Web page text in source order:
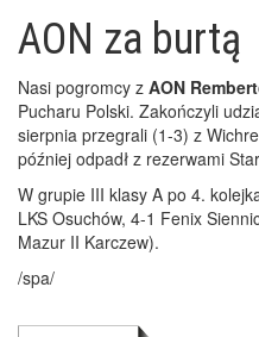
AON za burtą
Nasi pogromcy z AON
Pucharu Polski. Zakończyli
sierpnia przegrali (1-3) z
później odpadł z rezerwami
W grupie III klasy A po 4.
LKS Osuchów, 4-1 Fenix
Mazur II Karczew).
/spa/